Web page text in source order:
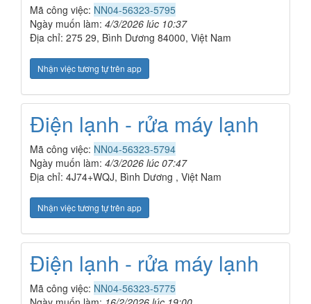
Mã công việc: NN04-56323-5795
Ngày muốn làm: 4/3/2026 lúc 10:37
Địa chỉ: 275 29, Bình Dương 84000, Việt Nam
Nhận việc tương tự trên app
Điện lạnh - rửa máy lạnh
Mã công việc: NN04-56323-5794
Ngày muốn làm: 4/3/2026 lúc 07:47
Địa chỉ: 4J74+WQJ, Bình Dương , Việt Nam
Nhận việc tương tự trên app
Điện lạnh - rửa máy lạnh
Mã công việc: NN04-56323-5775